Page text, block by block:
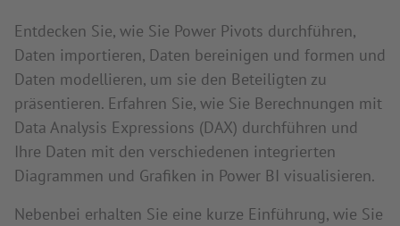
Entdecken Sie, wie Sie Power Pivots durchführen,
Daten importieren, Daten bereinigen und formen und
Daten modellieren, um sie den Beteiligten zu
präsentieren. Erfahren Sie, wie Sie Berechnungen mit
Data Analysis Expressions (DAX) durchführen und
Ihre Daten mit den verschiedenen integrierten
Diagrammen und Grafiken in Power BI visualisieren.
Nebenbei erhalten Sie eine kurze Einführung, wie Sie